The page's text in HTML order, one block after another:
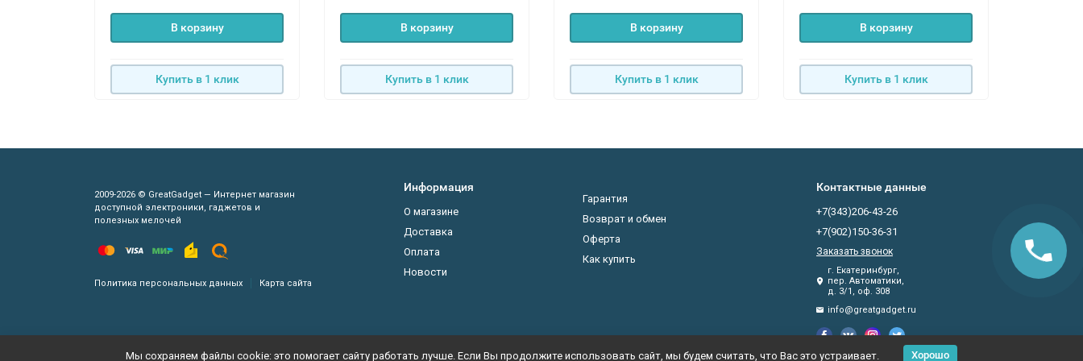
В корзину
Купить в 1 клик
В корзину
Купить в 1 клик
В корзину
Купить в 1 клик
В корзину
Купить в 1 клик
2009-2026 © GreatGadget — Интернет магазин
доступной электроники, гаджетов и
полезных мелочей
Политика персональных данных Карта сайта
Информация
О магазине
Доставка
Оплата
Новости
Гарантия
Возврат и обмен
Оферта
Как купить
Контактные данные
+7(343)206-43-26
+7(902)150-36-31
Заказать звонок
г. Екатеринбург,
пер. Автоматики,
д. 3/1, оф. 308
info@greatgadget.ru
Мы сохраняем файлы cookie: это помогает сайту работать лучше. Если Вы продолжите использовать сайт, мы будем считать, что Вас это устраивает. Хорошо